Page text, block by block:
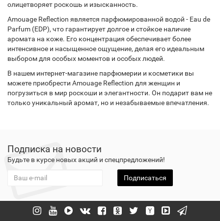
олицетворяет роскошь и изысканность.
Amouage Reflection является парфюмированной водой - Eau de
Parfum (EDP), что гарантирует долгое и стойкое наличие
аромата на коже. Его концентрация обеспечивает более
интенсивное и насыщенное ощущение, делая его идеальным
выбором для особых моментов и особых людей.
В нашем интернет-магазине парфюмерии и косметики вы
можете приобрести Amouage Reflection для женщин и
погрузиться в мир роскоши и элегантности. Он подарит вам не
только уникальный аромат, но и незабываемые впечатления.
Подписка на новости
Будьте в курсе новых акций и спецпредложений!
Подписаться